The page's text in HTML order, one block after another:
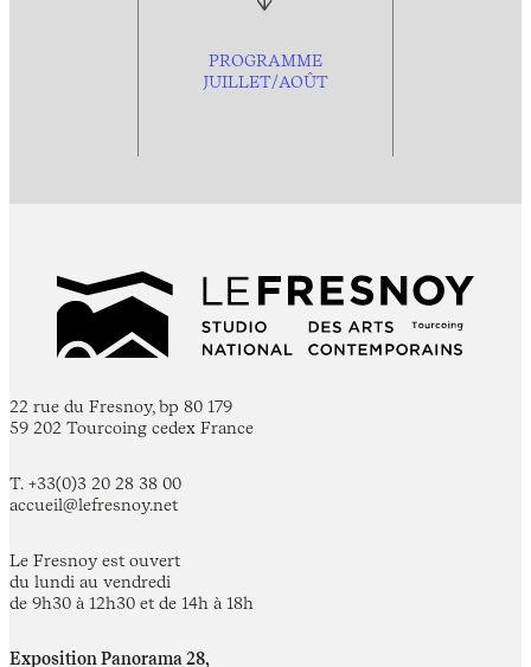
PROGRAMME
JUILLET/AOÛT
22 rue du Fresnoy, bp 80 179
59 202 Tourcoing cedex France
T. +33(0)3 20 28 38 00
accueil@lefresnoy.net
Le Fresnoy est ouvert
du lundi au vendredi
de 9h30 à 12h30 et de 14h à 18h
Exposition Panorama 28,